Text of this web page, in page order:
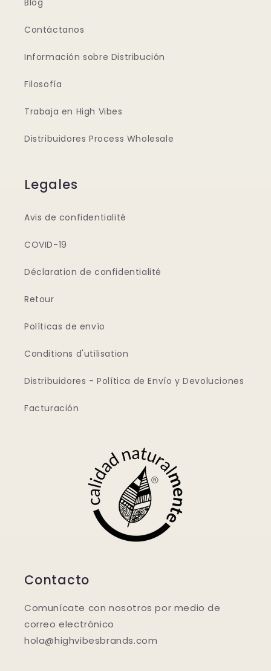
Blog
Contáctanos
Información sobre Distribución
Filosofía
Trabaja en High Vibes
Distribuidores Process Wholesale
Legales
Avis de confidentialité
COVID-19
Déclaration de confidentialité
Retour
Políticas de envío
Conditions d'utilisation
Distribuidores - Política de Envío y Devoluciones
Facturación
Contacto
Comunícate con nosotros por medio de
correo electrónico
hola@highvibesbrands.com